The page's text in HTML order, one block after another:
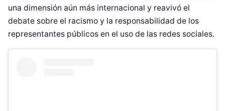
una dimensión aún más internacional y reavivó el
debate sobre el racismo y la responsabilidad de los
representantes públicos en el uso de las redes sociales.